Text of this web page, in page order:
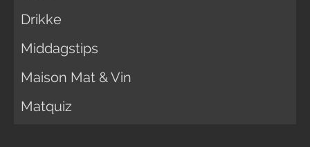
Drikke
Middagstips
Maison Mat & Vin
Matquiz